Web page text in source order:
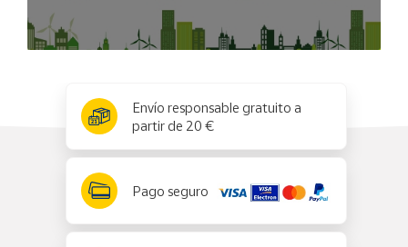
Envío responsable gratuito a
partir de 20 €
Pago seguro